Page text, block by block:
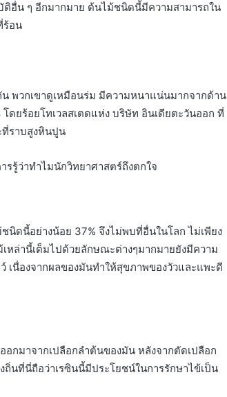
อื่น ๆ อีกมากมาย ต้นไม้ชนิดนี้มีความสามารถใน
ร้อน
พวกเขาดูเหมือนร่ม มีความหนาแน่นมากจากด้าน
ยร้อยโทเวลสเตดแห่ง บริษัท อินเดียตะวันออก ที่
ที่ราบสูงหินปูน
รรู้ว่าทำไมนักวิทยาศาสตร์ถึงตกใจ
นิดนี้อย่างน้อย 37% จึงไม่พบที่อื่นในโลก ไม่เพียง
หล่านี้เต็มไปด้วยลักษณะต่างๆมากมายยังมีความ
เนื่องจากผลของมันทำให้สุขภาพของวัวและแพะดี
อกมาจากเปลือกลำต้นของมัน หลังจากตัดเปลือก
นที่นี่ถือว่าเรซินนี้มีประโยชน์ในการรักษาไข้เป็น